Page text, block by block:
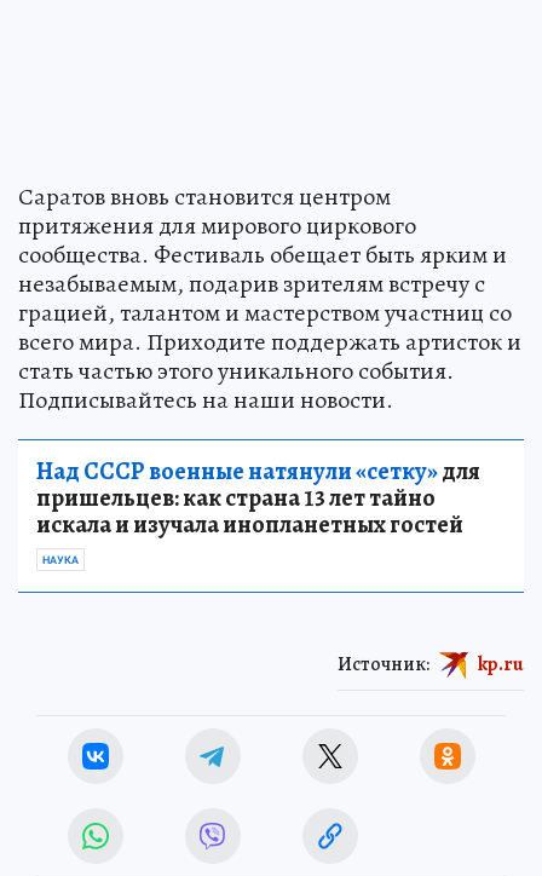
Саратов вновь становится центром
притяжения для мирового циркового
сообщества. Фестиваль обещает быть ярким и
незабываемым, подарив зрителям встречу с
грацией, талантом и мастерством участниц со
всего мира. Приходите поддержать артисток и
стать частью этого уникального события.
Над СССР военные натянули «сетку» для
пришельцев: как страна 13 лет тайно
искала и изучала инопланетных гостей